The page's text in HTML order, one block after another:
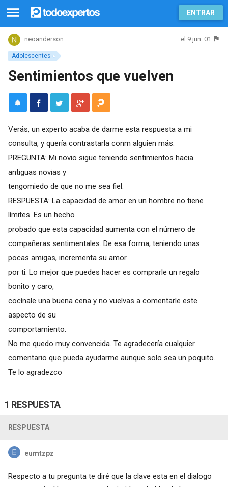
ENTRAR
Adolescentes
neoanderson el 9 jun. 01
Sentimientos que vuelven
Verás, un experto acaba de darme esta respuesta a mi
consulta, y quería contrastarla conm alguien más.
PREGUNTA: Mi novio sigue teniendo sentimientos hacia
antiguas novias y
tengomiedo de que no me sea fiel.
RESPUESTA: La capacidad de amor en un hombre no tiene
límites. Es un hecho
probado que esta capacidad aumenta con el número de
compañeras sentimentales. De esa forma, teniendo unas
pocas amigas, incrementa su amor
por ti. Lo mejor que puedes hacer es comprarle un regalo
bonito y caro,
cocínale una buena cena y no vuelvas a comentarle este
aspecto de su
comportamiento.
No me quedo muy convencida. Te agradecería cualquier
comentario que pueda ayudarme aunque solo sea un poquito.
Te lo agradezco
1 RESPUESTA
RESPUESTA
eumtzpz
Respecto a tu pregunta te diré que la clave esta en el dialogo